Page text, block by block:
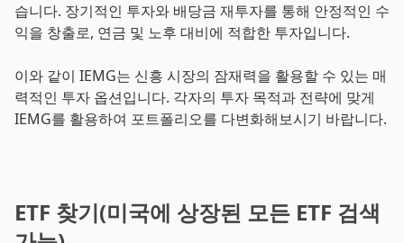
습니다. 장기적인 투자와 배당금 재투자를 통해 안정적인 수
익을 창출로, 연금 및 노후 대비에 적합한 투자입니다.
이와 같이 IEMG는 신흥 시장의 잠재력을 활용할 수 있는 매
력적인 투자 옵션입니다. 각자의 투자 목적과 전략에 맞게
IEMG를 활용하여 포트폴리오를 다변화해보시기 바랍니다.
ETF 찾기(미국에 상장된 모든 ETF 검색